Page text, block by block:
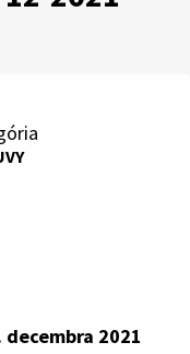
decembra 2021